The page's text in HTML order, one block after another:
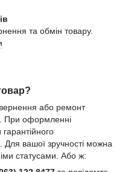
та обмін товару.
або ремонт
При оформленні
Для вашої зручності можна
статусами. Або ж: